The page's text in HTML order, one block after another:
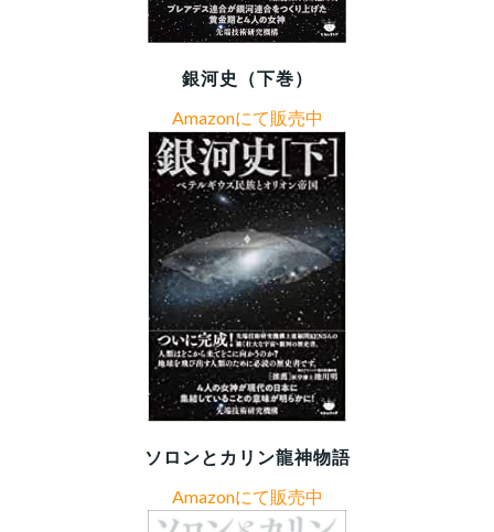
銀河史（下巻）
Amazonにて販売中
ソロンとカリン龍神物語
Amazonにて販売中